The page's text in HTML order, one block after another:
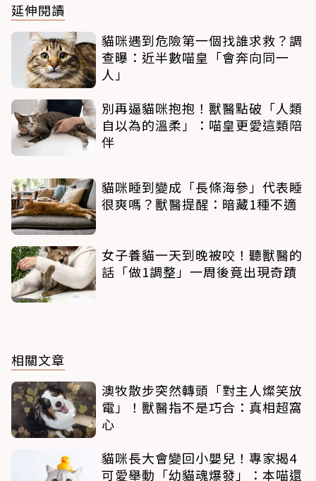
延伸閱讀
貓咪遇到危險第一個找誰求救？調
查曝：近半數喵皇「會奔向同一
人」
別再逼貓咪抱抱！獸醫點破「人類
自以為的溫柔」：喵皇更愛這類陪
伴
貓咪睡到變成「長條海參」代表睡
很爽嗎？獸醫提醒：暗藏1種不適
女子養貓一天到晚被咬！聽獸醫的
話「做1調整」一周後竟出現奇蹟
相關文章
澳牧散步突然轉頭「對主人燦笑放
電」！獸醫指不是巧合：真相超窩
心
貓咪長大會變回小嬰兒！專家揭4
可愛舉動「幼貓魂爆發」：本喵還